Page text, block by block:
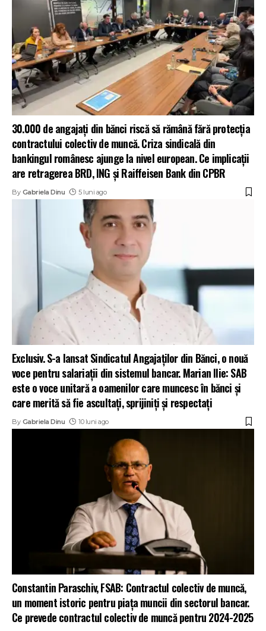
30.000 de angajați din bănci riscă să rămână fără protecția
contractului colectiv de muncă. Criza sindicală din
bankingul românesc ajunge la nivel european. Ce implicații
are retragerea BRD, ING și Raiffeisen Bank din CPBR
By Gabriela Dinu 5 luni ago
Exclusiv. S-a lansat Sindicatul Angajaților din Bănci, o nouă
voce pentru salariații din sistemul bancar. Marian Ilie: SAB
este o voce unitară a oamenilor care muncesc în bănci și
care merită să fie ascultați, sprijiniți și respectați
By Gabriela Dinu 10 luni ago
Constantin Paraschiv, FSAB: Contractul colectiv de muncă,
un moment istoric pentru piața muncii din sectorul bancar.
Ce prevede contractul colectiv de muncă pentru 2024-2025